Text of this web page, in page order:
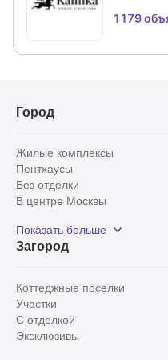
натуральной
облагорожен;
1 этаж: прихожая, с/у,
кабинет.
2 этаж: холл, 3 спальни
(спальня, с/у,
1179
Город
Жилые комплексы
Пентхаусы
Без отделки
В центре Москвы
Рядом с парком
С панорамными окнами
Показать больше
Загород
Коттеджные поселки
Участки
С отделкой
Эксклюзивы